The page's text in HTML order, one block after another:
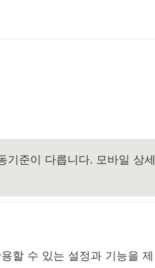
기준이 다릅니다. 모바일 상세
할 수 있는 설정과 기능을 제